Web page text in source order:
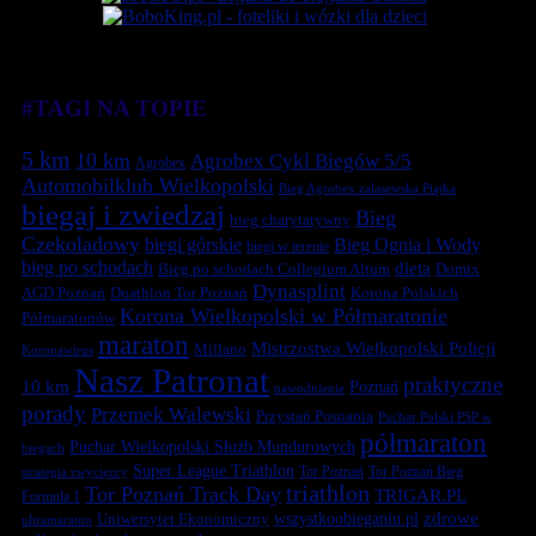
#TAGI NA TOPIE
5 km 10 km Agrobex Agrobex Cykl Biegów 5/5
Automobilklub Wielkopolski Bieg Agrobex zalasewska Piątka
biegaj i zwiedzaj bieg charytatywny Bieg
Czekoladowy biegi górskie biegi w terenie Bieg Ognia i Wody
bieg po schodach Bieg po schodach Collegium Altum dieta Domix
AGD Poznań Duathlon Tor Poznań Dynasplint Korona Polskich
Półmaratonów Korona Wielkopolski w Półmaratonie
Koronawirus maraton Millano Mistrzostwa Wielkopolski Policji
10 km Nasz Patronat nawodnienie Poznań praktyczne
porady Przemek Walewski Przystań Posnania Puchar Polski PSP w
biegach Puchar Wielkopolski Służb Mundurowych półmaraton
strategia zwycięzcy Super League Triathlon Tor Poznań Tor Poznań Bieg
Formuła 1 Tor Poznań Track Day triathlon TRIGAR.PL
ultramaraton Uniwersytet Ekonomiczny wszystkoobieganiu.pl zdrowe